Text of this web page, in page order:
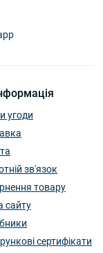
угоди
зв'язок
товару
сайту
сертифікати